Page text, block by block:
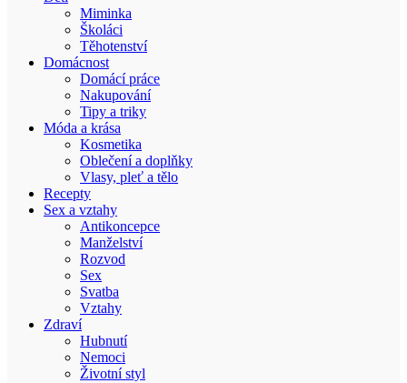
Miminka
Školáci
Těhotenství
Domácnost
Domácí práce
Nakupování
Tipy a triky
Móda a krása
Kosmetika
Oblečení a doplňky
Vlasy, pleť a tělo
Recepty
Sex a vztahy
Antikoncepce
Manželství
Rozvod
Sex
Svatba
Vztahy
Zdraví
Hubnutí
Nemoci
Životní styl